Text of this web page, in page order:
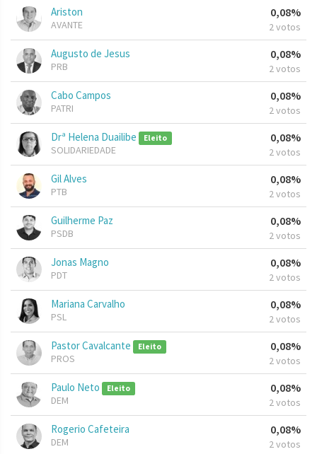
Ariston
AVANTE
0,08%
2 votos
Augusto de Jesus
PRB
0,08%
2 votos
Cabo Campos
PATRI
0,08%
2 votos
Drª Helena Duailibe Eleito
SOLIDARIEDADE
0,08%
2 votos
Gil Alves
PTB
0,08%
2 votos
Guilherme Paz
PSDB
0,08%
2 votos
Jonas Magno
PDT
0,08%
2 votos
Mariana Carvalho
PSL
0,08%
2 votos
Pastor Cavalcante Eleito
PROS
0,08%
2 votos
Paulo Neto Eleito
DEM
0,08%
2 votos
Rogerio Cafeteira
DEM
0,08%
2 votos